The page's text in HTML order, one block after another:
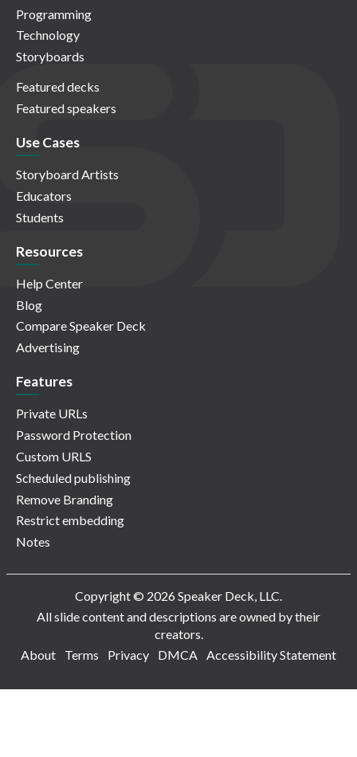
Programming
Technology
Storyboards
Featured decks
Featured speakers
Use Cases
Storyboard Artists
Educators
Students
Resources
Help Center
Blog
Compare Speaker Deck
Advertising
Features
Private URLs
Password Protection
Custom URLS
Scheduled publishing
Remove Branding
Restrict embedding
Notes
Copyright © 2026 Speaker Deck, LLC.
All slide content and descriptions are owned by their
creators.
About
Terms Privacy DMCA Accessibility Statement